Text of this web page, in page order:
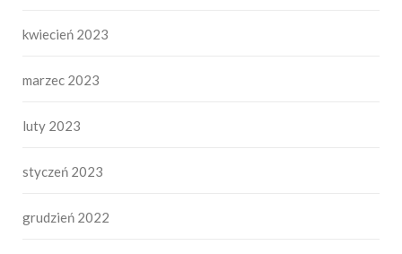
kwiecień 2023
marzec 2023
luty 2023
styczeń 2023
grudzień 2022